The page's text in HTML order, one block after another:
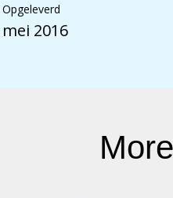
Opgeleverd
mei 2016